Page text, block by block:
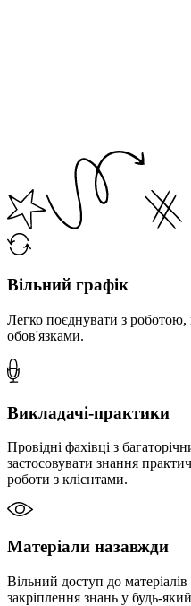
Вільний графік
Легко поєднувати з
обов'язками.
Викладачі-практики
Провідні фахівці з
застосовувати знання
роботи з клієнтами.
Матеріали назавжди
Вільний доступ до
закріплення знань у будь-